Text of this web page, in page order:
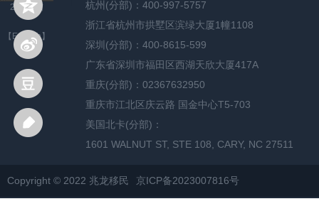
24H微信
【English】
杭州(分部)：400-997-5757
浙江省杭州市拱墅区滨绿大厦1幢1108
深圳(分部)：400-8615-599
广东省深圳市福田区西湖天欣大厦417A
重庆(分部)：02367632950
重庆市江北区庆云路 国金中心T5-703
美国北卡(分部)：
1601 WALNUT ST, STE 108, CARY, NC 27511
Copyright © 2022 兆龙移民 京ICP备2023007816号